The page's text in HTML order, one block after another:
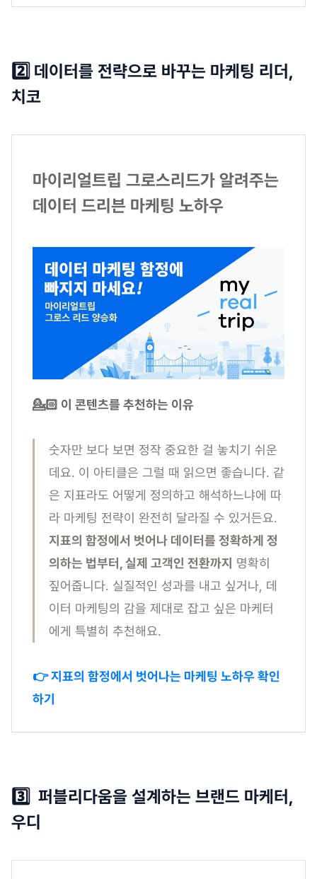
2️⃣ 데이터를 전략으로 바꾸는 마케팅 리더,
치코
마이리얼트립 그로스리드가 알려주는
데이터 드리븐 마케팅 노하우
💁🏻 이 콘텐츠를 추천하는 이유
숫자만 보다 보면 정작 중요한 걸 놓치기 쉬운
데요. 이 아티클은 그럴 때 읽으면 좋습니다. 같
은 지표라도 어떻게 정의하고 해석하느냐에 따
라 마케팅 전략이 완전히 달라질 수 있거든요.
지표의 함정에서 벗어나 데이터를 정확하게 정
의하는 법부터, 실제 고객인 전환까지 명확히
짚어줍니다. 실질적인 성과를 내고 싶거나, 데
이터 마케팅의 감을 제대로 잡고 싶은 마케터
에게 특별히 추천해요.
👉 지표의 함정에서 벗어나는 마케팅 노하우 확인
하기
3️⃣ 퍼블리다움을 설계하는 브랜드 마케터,
우디